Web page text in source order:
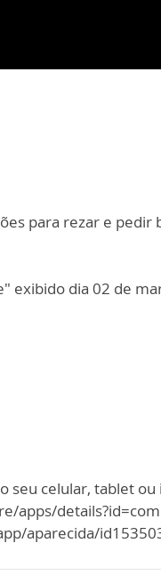
para rezar e pedir
exibido dia 02 de
seu celular, tablet ou
apps/
aparecida/